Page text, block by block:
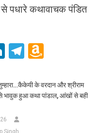
पधारे कथावाचक पंडित
LinkedIn
Telegram
List
के वरदान और श्रीराम
भावुक हुआ कथा पांडाल, आंखों से बही
Singh